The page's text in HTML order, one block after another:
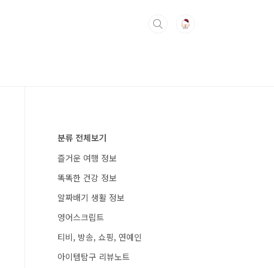
분류 전체보기
즐거운 여행 정보
똑똑한 건강 정보
알짜배기 생활 정보
영어스크립트
티비, 방송, 쇼핑, 연예인
아이템탐구 리뷰노트